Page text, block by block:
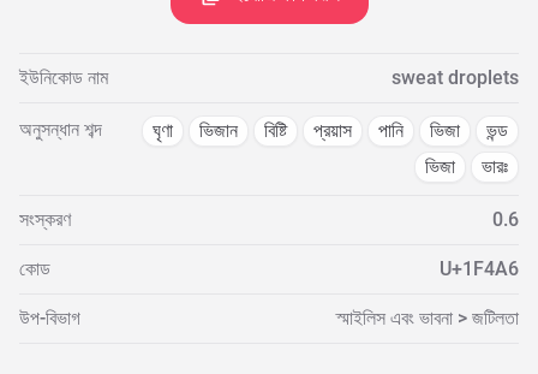
ইউনিকোড নাম sweat droplets
অনুসন্ধান শব্দ ঘৃণা ভিজান বিষ্টি প্রয়াস পানি ভিজা
ভন্ড
ভিজা
ভারঃ
সংস্করণ 0.6
কোড U+1F4A6
উপ-বিভাগ স্মাইলিস এবং ভাবনা > জটিলতা